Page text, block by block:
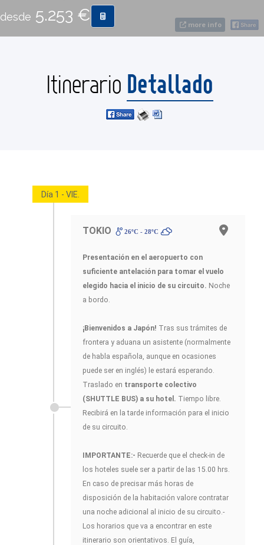
more info
desde 5.253 €
Itinerario Detallado
Día 1 - VIE.
TOKIO 26ºC - 28ºC
Presentación en el aeropuerto con
suficiente antelación para tomar el vuelo
elegido hacia el inicio de su circuito. Noche
a bordo.
¡Bienvenidos a Japón! Tras sus trámites de
frontera y aduana un asistente (normalmente
de habla española, aunque en ocasiones
puede ser en inglés) le estará esperando.
Traslado en transporte colectivo
(SHUTTLE BUS) a su hotel. Tiempo libre.
Recibirá en la tarde información para el inicio
de su circuito.
IMPORTANTE:- Recuerde que el check-in de
los hoteles suele ser a partir de las 15.00 hrs.
En caso de precisar más horas de
disposición de la habitación valore contratar
una noche adicional al inicio de su circuito.-
Los horarios que va a encontrar en este
itinerario son orientativos. El guía,